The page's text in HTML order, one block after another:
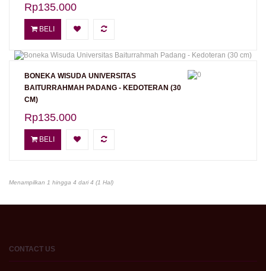
Rp135.000
BELI
BONEKA WISUDA UNIVERSITAS
BAITURRAHMAH PADANG - KEDOTERAN (30
CM)
Rp135.000
BELI
Menampilkan 1 hingga 4 dari 4 (1 Hal)
CONTACT US